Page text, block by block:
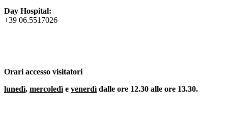
Day Hospital:
+39 06.5517026
Orari accesso visitatori
lunedì, mercoledì e venerdì dalle ore 12.30 alle ore 13.30.